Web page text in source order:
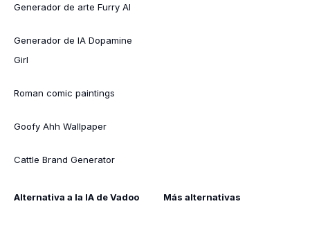
Generador de arte Furry AI
Generador de IA Dopamine
Girl
Roman comic paintings
Goofy Ahh Wallpaper
Cattle Brand Generator
Alternativa a la IA de Vadoo Más alternativas